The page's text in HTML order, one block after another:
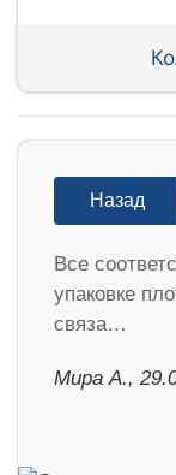
Назад
Все
упаковке
связа…
Мира А.,